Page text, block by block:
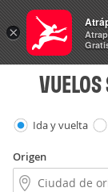
Ida y vuelta
Origen
×